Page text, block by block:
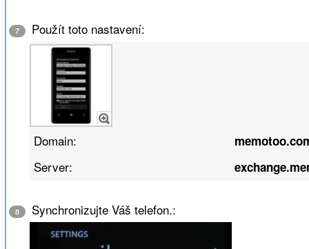
7 Použít toto nastavení:
Domain:
Server:
8 Synchronizujte Váš telefon.: